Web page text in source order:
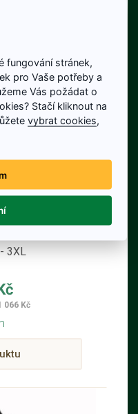
LABIR
3XL
066 Kč
fungování stránek,
pro Vaše potřeby a
Vás požádat o
Stačí kliknout na
vybrat cookies,